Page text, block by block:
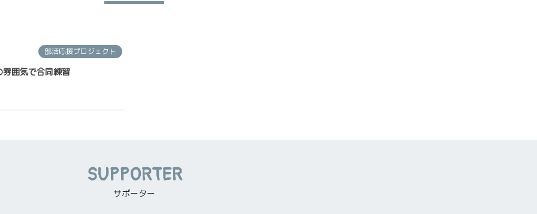
部活応援プロジェクト
雰囲気で合同練習
SUPPORTER
サポーター